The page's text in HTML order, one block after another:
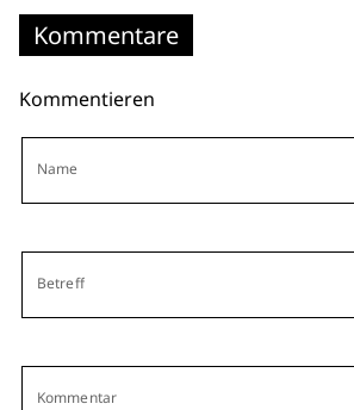
Kommentare
Kommentieren
Name
Betreff
Kommentar